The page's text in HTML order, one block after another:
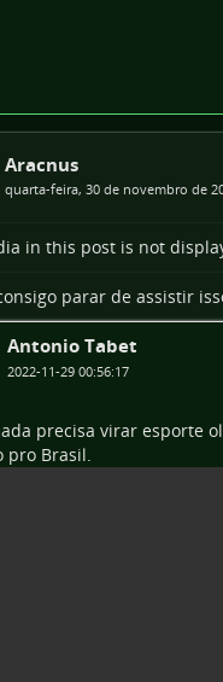
Aracnus
quarta-feira, 30 de novembro de
in this post is not
parar de assistir
Antonio Tabet
2022-11-29 00:56:17
precisa virar esporte
pro Brasil.